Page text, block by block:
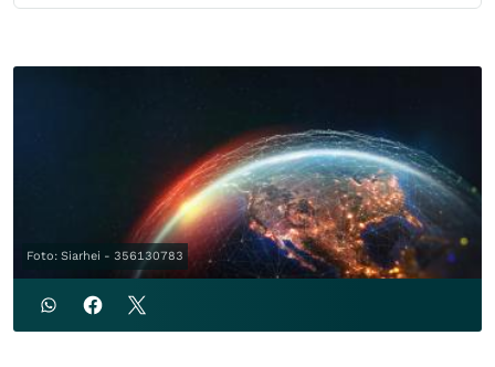
Foto: Siarhei - 356130783